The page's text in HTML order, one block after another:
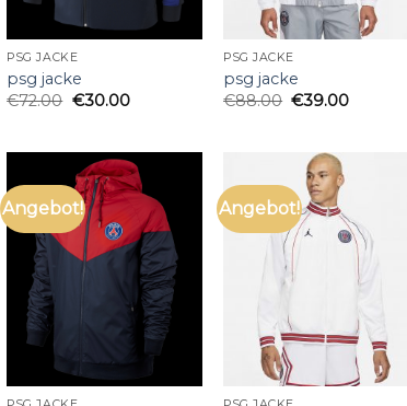
PSG JACKE
psg jacke
€72.00 €30.00
PSG JACKE
psg jacke
€88.00 €39.00
Angebot! Angebot!